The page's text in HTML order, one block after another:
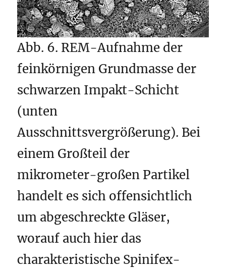
Abb. 6. REM-Aufnahme der
feinkörnigen Grundmasse der
schwarzen Impakt-Schicht
(unten
Ausschnittsvergrößerung). Bei
einem Großteil der
mikrometer-großen Partikel
handelt es sich offensichtlich
um abgeschreckte Gläser,
worauf auch hier das
charakteristische Spinifex-